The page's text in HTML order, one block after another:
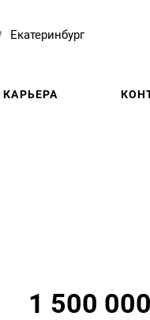
Екатеринбург
КАРЬЕРА
1 500